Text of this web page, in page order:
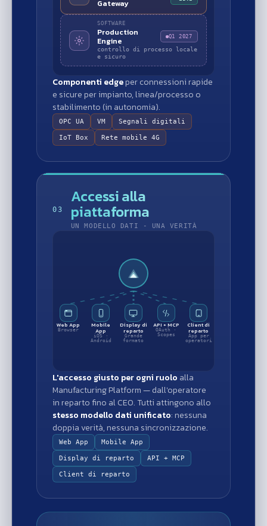
Gateway
SOFTWARE
Production
Engine
controllo di processo locale
e sicuro
Q1 2027
Componenti edgeper connessioni rapide
e sicure per impianto, linea/processo o
stabilimento (in autonomia).
OPC UA VM Segnali digitali
IoT Box Rete mobile 4G
03
Accessi alla
piattaforma
UN MODELLO DATI - UNA VERITÀ
Web App
Browser
Mobile
App
iOS ·
Android
Display di
reparto
Grande
formato
API + MCP
OAuth ·
Scopes
Client di
reparto
App per
operatori
L'accesso giusto per ogni ruolo alla
Manufacturing Platform — dall'operatore
in reparto fino al CEO. Tutti attingono allo
stesso modello dati unificato: nessuna
doppia verità, nessuna sincronizzazione.
Web App Mobile App
Display di reparto API + MCP
Client di reparto